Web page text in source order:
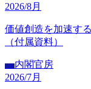
2026/8月
価値創造を加速す
（付属資料）
内閣内閣官房
2026/7月